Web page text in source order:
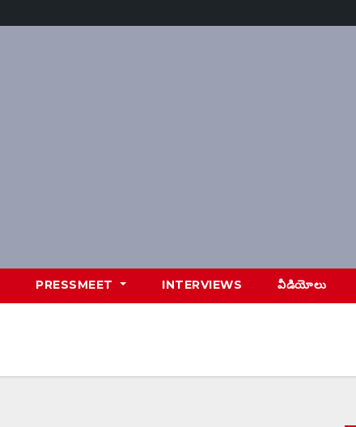
PRESSMEET INTERVIEWS వీడియోలు